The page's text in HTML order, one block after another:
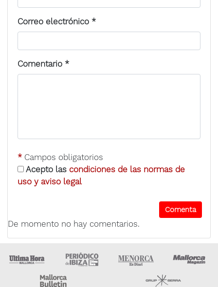
Correo electrónico *
Comentario *
* Campos obligatorios
Acepto las condiciones de las normas de
uso y aviso legal
De momento no hay comentarios.
Ultima Hora Ultima hora Ibiza Menorca • Es Diari